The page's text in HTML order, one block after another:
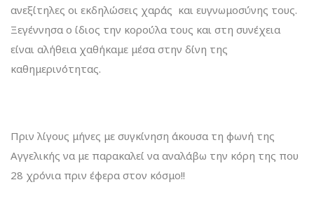
ανεξίτηλες οι εκδηλώσεις χαράς και ευγνωμοσύνης τους.
Ξεγέννησα ο ίδιος την κορούλα τους και στη συνέχεια
είναι αλήθεια χαθήκαμε μέσα στην δίνη της
καθημερινότητας.
Πριν λίγους μήνες με συγκίνηση άκουσα τη φωνή της
Αγγελικής να με παρακαλεί να αναλάβω την κόρη της που
28 χρόνια πριν έφερα στον κόσμο!!